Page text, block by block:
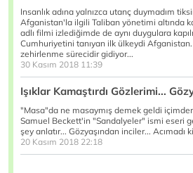
Insanlık adına yalnızca utanç duymadım
Afganistan'la ilgili Taliban yönetimi altında
adlı filmi izlediğimde de aynı duygulara
Cumhuriyetini tanıyan ilk ülkeydi
zehirlenme sürecidir gidiyor...
30 Kasım 2018 11:39
Işıklar Kamaştırdı Gözlerimi...
"Masa"da ne masaymış demek geldi
Samuel Beckett'in "Sandalyeler" ismi eseri
şey anlatır... Gözyaşından inciler... Acımadı
20 Kasım 2018 22:18